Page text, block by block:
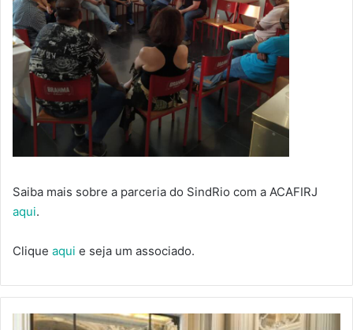
Saiba mais sobre a parceria do SindRio com a ACAFIRJ
aqui.
Clique aqui e seja um associado.
SINDRIO